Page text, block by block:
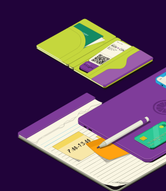
Reproductor de DVD
Estacionamiento y transporte
Estacionamiento
Traslado al aeropuerto (con cargos)
Estacionamiento privado
Servicio de traslado (cargo adicional)
Carga de vehículos eléctricos